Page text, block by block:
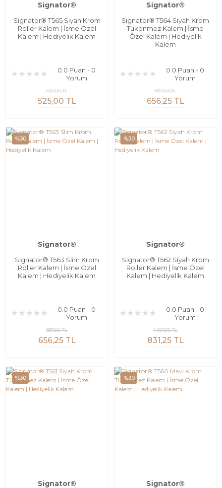
Signator®
Signator® T565 Siyah Krom
Roller Kalem | İsme Özel
Kalem | Hediyelik Kalem
0.0 Puan - 0
Yorum
525,00 TL
750,00 TL
Signator®
Signator® T564 Siyah Krom
Tükenmez Kalem | İsme
Özel Kalem | Hediyelik
Kalem
0.0 Puan - 0
Yorum
656,25 TL
937,50 TL
%30
Signator®
Signator® T563 Slim Krom
Roller Kalem | İsme Özel
Kalem | Hediyelik Kalem
0.0 Puan - 0
Yorum
656,25 TL
937,50 TL
%30
Signator®
Signator® T562 Siyah Krom
Roller Kalem | İsme Özel
Kalem | Hediyelik Kalem
0.0 Puan - 0
Yorum
831,25 TL
1.187,50 TL
%30
Signator®
%30
Signator®